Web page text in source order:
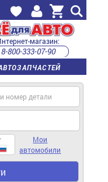
магазин:
8-800-333-07-90
с 9:00 до 22:00 (пн-пт)
Мои
автомобили